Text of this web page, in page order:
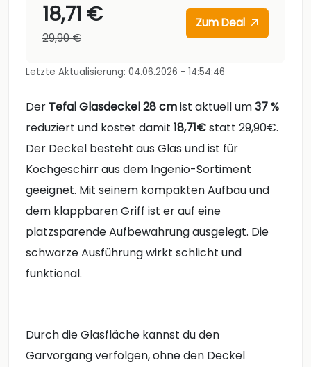
18,71 €
29,90 €
Zum Deal
Letzte Aktualisierung: 04.06.2026 - 14:54:46
Der Tefal Glasdeckel 28 cmist aktuell um37 %
reduziert und kostet damit 18,71€statt 29,90€.
Der Deckel besteht aus Glas und ist für
Kochgeschirr aus dem Ingenio-Sortiment
geeignet. Mit seinem kompakten Aufbau und
dem klappbaren Griff ist er auf eine
platzsparende Aufbewahrung ausgelegt. Die
schwarze Ausführung wirkt schlicht und
funktional.
Durch die Glasfläche kannst du den
Garvorgang verfolgen, ohne den Deckel